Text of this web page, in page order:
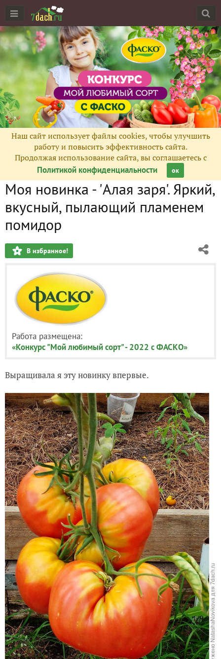
Наш сайт использует файлы cookies, чтобы улучшить
работу и повысить эффективность сайта.
Продолжая использование сайта, вы соглашаетесь с
Политикой конфиденциальности
ок
Моя новинка - 'Алая заря'. Яркий,
вкусный, пылающий пламенем
помидор
В избранное!
Работа размещена:
«Конкурс "Мой любимый сорт" - 2022 с ФАСКО»
Выращивала я эту новинку впервые.